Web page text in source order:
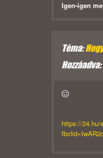
Igen-igen
Téma:
https://24.hu/